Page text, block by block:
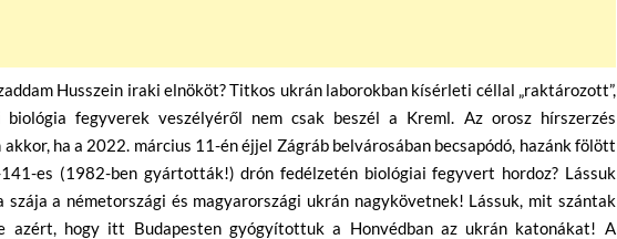
Husszein iraki elnököt? Titkos ukrán laborokban kísérleti céllal „raktározott”,
fegyverek veszélyéről nem csak beszél a Kreml. Az orosz hírszerzés
ha a 2022. március 11-én éjjel Zágráb belvárosában becsapódó, hazánk fölött
es (1982-ben gyártották!) drón fedélzetén biológiai fegyvert hordoz? Lássuk
a németországi és magyarországi ukrán nagykövetnek! Lássuk, mit szántak
azért, hogy itt Budapesten gyógyítottuk a Honvédban az ukrán katonákat! A